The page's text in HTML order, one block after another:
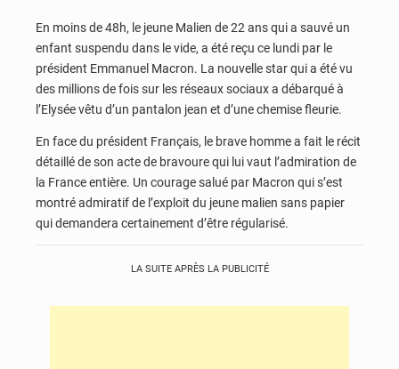
En moins de 48h, le jeune Malien de 22 ans qui a sauvé un
enfant suspendu dans le vide, a été reçu ce lundi par le
président Emmanuel Macron. La nouvelle star qui a été vu
des millions de fois sur les réseaux sociaux a débarqué à
l’Elysée vêtu d’un pantalon jean et d’une chemise fleurie.
En face du président Français, le brave homme a fait le récit
détaillé de son acte de bravoure qui lui vaut l’admiration de
la France entière. Un courage salué par Macron qui s’est
montré admiratif de l’exploit du jeune malien sans papier
qui demandera certainement d’être régularisé.
LA SUITE APRÈS LA PUBLICITÉ